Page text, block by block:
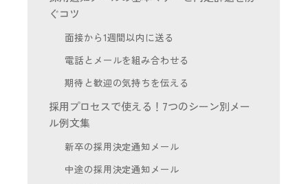
ぐコツ
面接から1週間以内に送る
電話とメールを組み合わせる
期待と歓迎の気持ちを伝える
採用プロセスで使える！7つのシーン別メー
ル例文集
新卒の採用決定通知メール
中途の採用決定通知メール